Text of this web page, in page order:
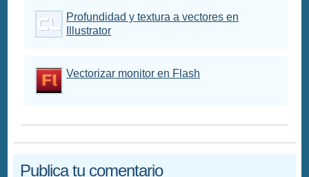
Profundidad y textura a vectores en
Illustrator
Vectorizar monitor en Flash
Publica tu comentario